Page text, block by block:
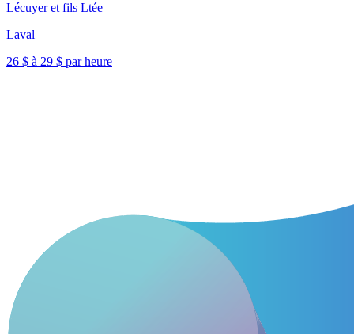
Lécuyer et fils Ltée
Laval
26 $ à 29 $ par heure